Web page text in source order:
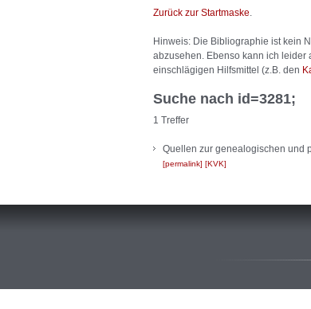
Zurück zur Startmaske.
Hinweis: Die Bibliographie ist kein
abzusehen. Ebenso kann ich leider
einschlägigen Hilfsmittel (z.B. den
Suche nach id=3281;
1 Treffer
Quellen zur genealogischen und
permalink KVK